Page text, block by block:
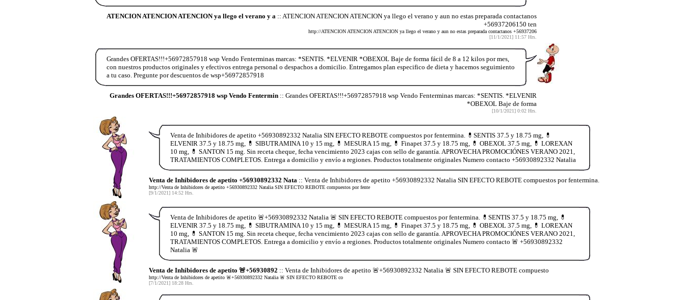
ATENCION ATENCION ATENCION ya llego el verano y a :: ATENCION ATENCION ATENCION ya llego el verano y aun no estas preparada contactanos
+56937206150 ten
http://ATENCION ATENCION ATENCION ya llego el verano y aun no estas preparada contactanos +56937206
[11/1/2021] 11:57 Hrs.
Grandes OFERTAS!!!+56972857918 wsp Vendo Fenterminas marcas: *SENTIS. *ELVENIR *OBEXOL Baje de forma fácil de 8 a 12 kilos por mes,
con nuestros productos originales y efectivos entrega personal o despachos a domicilio. Entregamos plan especifico de dieta y hacemos seguimiento
a tu caso. Pregunte por descuentos de wsp+56972857918
Grandes OFERTAS!!!+56972857918 wsp Vendo Fentermin:: Grandes OFERTAS!!!+56972857918 wsp Vendo Fenterminas marcas: *SENTIS. *ELVENIR
*OBEXOL Baje de forma
[10/1/2021] 0:02 Hrs.
Venta de Inhibidores de apetito +56930892332 Natalia SIN EFECTO REBOTE compuestos por fentermina. 💊SENTIS 37.5 y 18.75 mg, 💊
ELVENIR 37.5 y 18.75 mg, 💊 SIBUTRAMINA 10 y 15 mg, 💊 MESURA 15 mg, 💊 Finapet 37.5 y 18.75 mg, 💊 OBEXOL 37.5 mg, 💊 LOREXAN
10 mg, 💊 SANTON 15 mg. Sin receta cheque, fecha vencimiento 2023 cajas con sello de garantía. APROVECHA PROMOCIÓNES VERANO 2021,
TRATAMIENTOS COMPLETOS. Entrega a domicilio y envío a regiones. Productos totalmente originales Numero contacto +56930892332 Natalia
Venta de Inhibidores de apetito +56930892332 Nata :: Venta de Inhibidores de apetito +56930892332 Natalia SIN EFECTO REBOTE compuestos por fentermina.
http://Venta de Inhibidores de apetito +56930892332 Natalia SIN EFECTO REBOTE compuestos por fente
[9/1/2021] 14:52 Hrs.
Venta de Inhibidores de apetito 🚨+56930892332 Natalia 🚨 SIN EFECTO REBOTE compuestos por fentermina. 💊SENTIS 37.5 y 18.75 mg, 💊
ELVENIR 37.5 y 18.75 mg, 💊 SIBUTRAMINA 10 y 15 mg, 💊 MESURA 15 mg, 💊 Finapet 37.5 y 18.75 mg, 💊 OBEXOL 37.5 mg, 💊 LOREXAN
10 mg, 💊 SANTON 15 mg. Sin receta cheque, fecha vencimiento 2023 cajas con sello de garantía. APROVECHA PROMOCIÓNES VERANO 2021,
TRATAMIENTOS COMPLETOS. Entrega a domicilio y envío a regiones. Productos totalmente originales Numero contacto 🚨 +56930892332
Natalia 🚨
Venta de Inhibidores de apetito 🚨+56930892 :: Venta de Inhibidores de apetito 🚨+56930892332 Natalia 🚨 SIN EFECTO REBOTE compuesto
http://Venta de Inhibidores de apetito 🚨+56930892332 Natalia 🚨 SIN EFECTO REBOTE co
[7/1/2021] 18:28 Hrs.